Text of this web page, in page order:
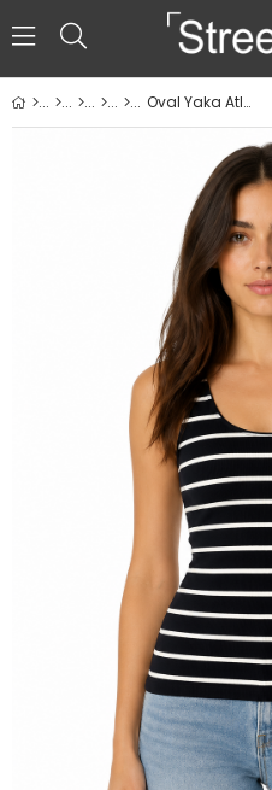
Oval Yaka Atlet - Lacivert Ekru Çizgili